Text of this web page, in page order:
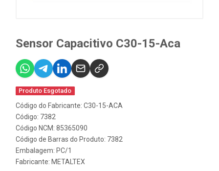
Sensor Capacitivo C30-15-Aca
Produto Esgotado
Código do Fabricante: C30-15-ACA
Código: 7382
Código NCM: 85365090
Código de Barras do Produto: 7382
Embalagem: PC/1
Fabricante: METALTEX